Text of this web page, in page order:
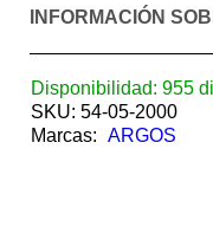
INFORMACIÓN
Disponibilidad: 955
SKU: 54-05-2000
Marcas: ARGOS